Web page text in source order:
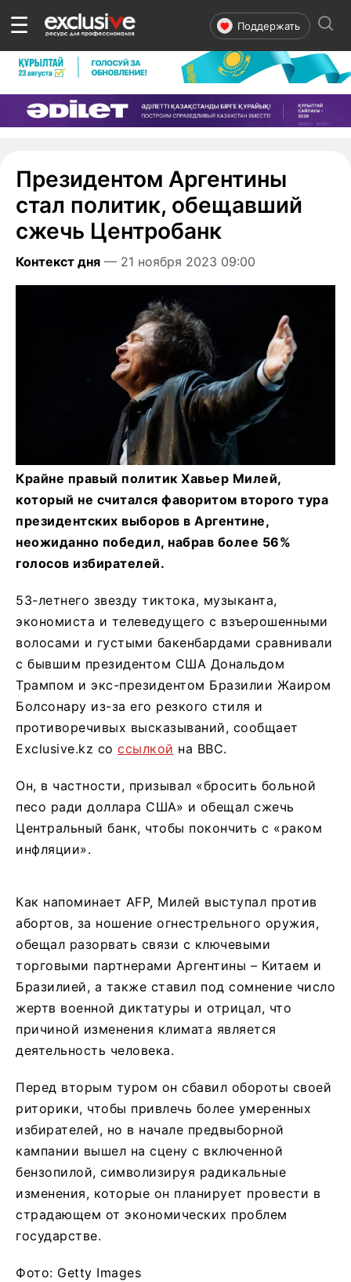
☰ Поддержать
Президентом Аргентины
стал политик, обещавший
сжечь Центробанк
Контекст дня — 21 ноября 2023 09:00
Крайне правый политик Хавьер Милей,
который не считался фаворитом второго тура
президентских выборов в Аргентине,
неожиданно победил, набрав более 56%
голосов избирателей.
53-летнего звезду тиктока, музыканта,
экономиста и телеведущего с взъерошенными
волосами и густыми бакенбардами сравнивали
с бывшим президентом США Дональдом
Трампом и экс-президентом Бразилии Жаиром
Болсонару из-за его резкого стиля и
противоречивых высказываний, сообщает
Exclusive.kz со ссылкой на BBC.
Он, в частности, призывал «бросить больной
песо ради доллара США» и обещал сжечь
Центральный банк, чтобы покончить с «раком
инфляции».
Как напоминает AFP, Милей выступал против
абортов, за ношение огнестрельного оружия,
обещал разорвать связи с ключевыми
торговыми партнерами Аргентины – Китаем и
Бразилией, а также ставил под сомнение число
жертв военной диктатуры и отрицал, что
причиной изменения климата является
деятельность человека.
Перед вторым туром он сбавил обороты своей
риторики, чтобы привлечь более умеренных
избирателей, но в начале предвыборной
кампании вышел на сцену с включенной
бензопилой, символизируя радикальные
изменения, которые он планирует провести в
страдающем от экономических проблем
государстве.
Фото: Getty Images